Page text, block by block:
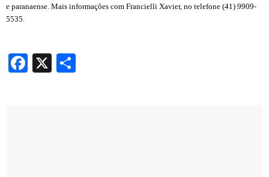
e paranaense. Mais informações com Francielli Xavier, no telefone (41) 9909-
5535.
Facebook
X